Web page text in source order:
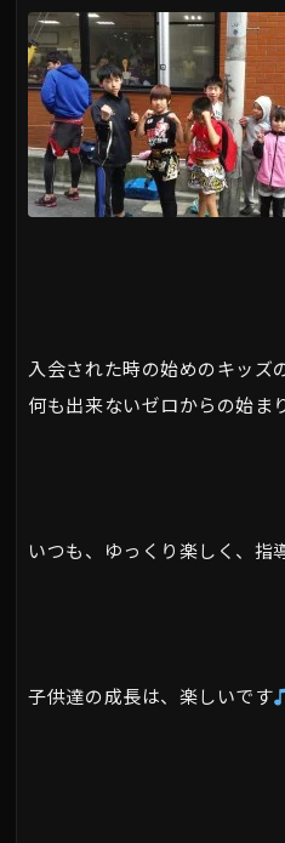
入会された時の始めのキッズ
何も出来ないゼロからの始ま
いつも、ゆっくり楽しく、指
子供達の成長は、楽しいです